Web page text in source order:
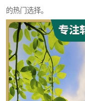
的热门选择。